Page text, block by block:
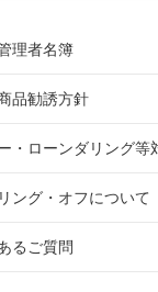
理者名簿
品勧誘方針
・ローンダリング等
ング・オフについて
るご質問